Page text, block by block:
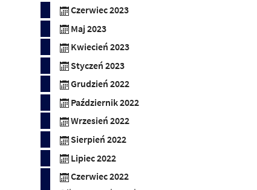
Czerwiec 2023
Maj 2023
Kwiecień 2023
Styczeń 2023
Grudzień 2022
Październik 2022
Wrzesień 2022
Sierpień 2022
Lipiec 2022
Czerwiec 2022